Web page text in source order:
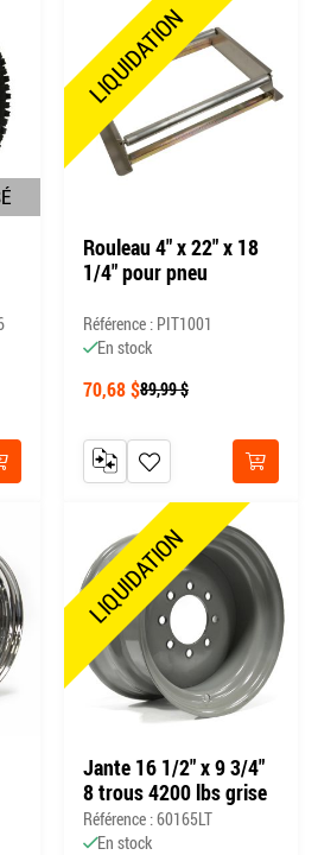
DE SOUHAITS
LIQUIDATION
Rouleau 4" x 22" x 18
1/4" pour pneu
Référence : PIT1001
En stock
70,68 $89,99 $
Acheter
AJOUTER À MA LISTE DE
AJOUTER AU COMPARATEUR
LIQUIDATION
Jante 16 1/2" x 9 3/4"
8 trous 4200 lbs grise
Référence : 60165LT
En stock